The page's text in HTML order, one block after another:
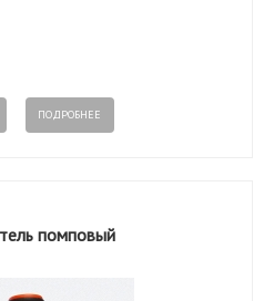
ПОДРОБНЕЕ
помповый